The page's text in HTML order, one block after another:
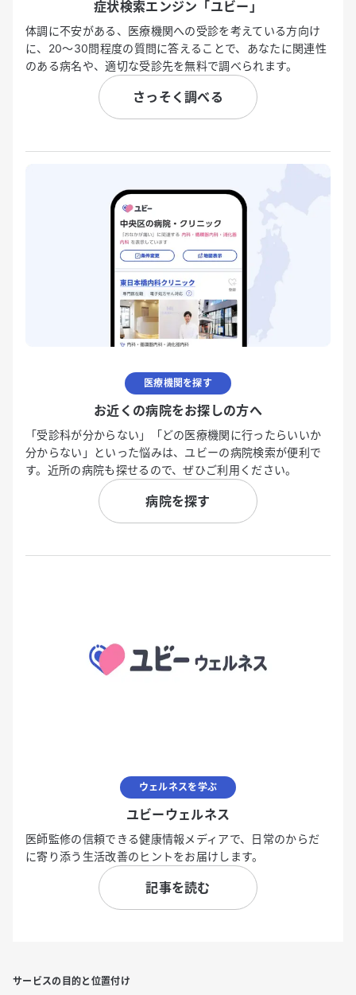
症状検索エンジン「ユビー」
体調に不安がある、医療機関への受診を考えている方向け
に、20〜30問程度の質問に答えることで、あなたに関連性
のある病名や、適切な受診先を無料で調べられます。
さっそく調べる
医療機関を探す
お近くの病院をお探しの方へ
「受診科が分からない」「どの医療機関に行ったらいいか
分からない」といった悩みは、ユビーの病院検索が便利で
す。近所の病院も探せるので、ぜひご利用ください。
病院を探す
ウェルネスを学ぶ
ユビーウェルネス
医師監修の信頼できる健康情報メディアで、日常のからだ
に寄り添う生活改善のヒントをお届けします。
記事を読む
サービスの目的と位置付け